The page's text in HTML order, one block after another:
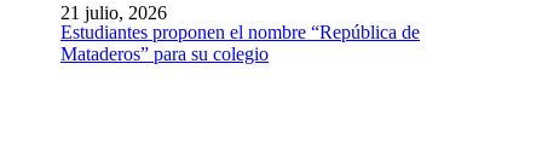
Estudiantes proponen el nombre “República de
Mataderos” para su colegio
21 julio, 2026